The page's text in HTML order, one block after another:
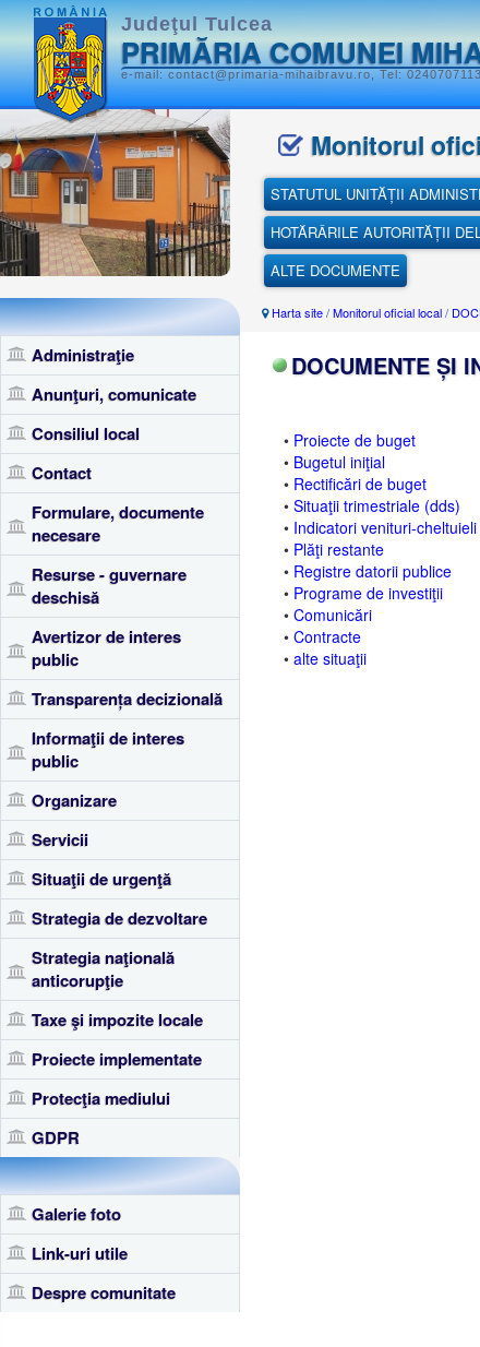
Judeţul Tulcea
PRIMĂRIA COMUNEI
e-mail: contact@primaria-mihaibravu.ro, Tel:
Administraţie
Anunţuri, comunicate
Consiliul local
Contact
Formulare, documente
necesare
Resurse - guvernare
deschisă
Avertizor de interes
public
Transparența decizională
Informaţii de interes
public
Organizare
Servicii
Situaţii de urgenţă
Strategia de dezvoltare
Strategia naţională
anticorupţie
Taxe şi impozite locale
Proiecte implementate
Protecţia mediului
GDPR
Galerie foto
Link-uri utile
Despre comunitate
Monitorul
STATUTUL UNITĂȚII
HOTĂRÂRILE AUTORITĂȚII
ALTE DOCUMENTE
Harta site/Monitorul oficial local/
DOCUMENTE ȘI
• Proiecte de buget
• Bugetul iniţial
• Rectificări de buget
• Situaţii trimestriale (dds)
• Indicatori venituri-cheltuieli
• Plăţi restante
• Registre datorii publice
• Programe de investiţii
• Comunicări
• Contracte
• alte situaţii